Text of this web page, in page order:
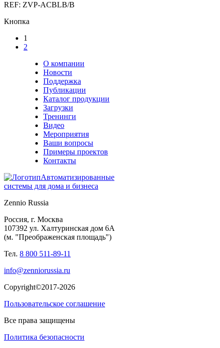
REF: ZVP-ACBLB/B
Кнопка
1
2
О компании
Новости
Поддержка
Публикации
Каталог продукции
Загрузки
Тренинги
Видео
Мероприятия
Ваши вопросы
Примеры проектов
Контакты
Автоматизированные
системы для дома и бизнеса
Zennio Russia
Россия, г. Москва
107392 ул. Халтуринская дом 6А
(м. "Преображенская площадь")
Тел. 8 800 511-89-11
info@zenniorussia.ru
Copyright©2017-2026
Пользовательское соглашение
Все права защищены
Политика безопасности